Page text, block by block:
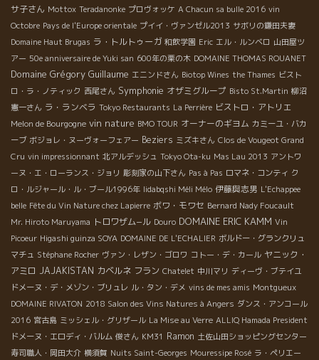
てもエレガントでフレッシュなワイン。フランボワーズや明るい
赤フルーツの香りと、蕩けたタンニンが滑らかで飲みやすい！私
の今回の一目惚れワインです！！ なんだかんだで2時間色々と話
を聞いた後、先日紹介したClown Barへエノ・コネ・メンバー直
行。そこで一緒にご飯を食べたのは、Clos des Grillons＊クロ・
デ・グリヨンのNicolas Renaud＊ニコラ・ルノーさん！相変わら
ずシャイで優しい瞳をしたニコラ。彼の南のアクセント及び方言
がとても魅力的・・・・・！もちろんワインもですよ！！ せっか
くパリに来たから、ワインも一応持ってきたよ！と二コラ。もち
ろん頂きます！！ アペタイザーにいただいたのは、Domaine
Belluard＊ドメーヌ・ベリュアールのペティアン、Le Mont
Blanc＊ル・モン・ブラン2011。キリットしていて、丸みもあ
り、繊細な泡がおいしく、おつまみの貝のから揚げにピッタリ！
二コラが持ってくてくれたワインは3本。 最初に試飲したのは、
火曜日にビン詰めをしたばかりのプリムール、Primo Senso＊プリ
モ・センソ2015。 サンソーのスパイシーさと赤フルーツのジュー
シさが綺麗にマッチして、飲みやすくて危ない！ミネラル感たっ
ぷりのワイン！ 続いては、グルナッシュ100%で出来たSous le
Figuier＊ス・ル・フィギエ2014。 取りあえず色にビックリ！！
とても薄い赤色で、赤というかピンクに近い、綺麗な色！マセラ
シオン・カルボニックの後9ヶ月間タンクで熟成されたこのワイン
は、野イチゴや、スパイス、そしてまさにイチジクの香りがほわ
ーん（Figuier＝イチジクの木）！熟成されたフルーツと、またも
サ子さん Mottox Teradanonke プロヴォッケ A Chacun sa bulle 2016 vin
Octobre Pays de l'Europe orientale プイイ・ヴァンゼル2013 サボリの鎌田夫妻
Domaine Haut Brugas ラ・トルトゥーガ 和飲学園 Eric エル・ルンベロ 山田屋ツ
アー 50e anniversaire de Yuki san 600年の栗の木 DOMAINE THOMAS ROUANET
Domaine Grégory Guillaume エニンドさん Biotop Wines the Thames ビスト
ロ・ラ・ノティック 西尾さん Symphonie オザミグループ Bisto St.Martin 柳沼
憲一さん ラ・ランベラ Tokyo Restaurants La Perrière ビストロ・アトリエ
Melon de Bourgogne vin nature BMO TOUR オーナーのギヨム カミーユ・バカ
ーブ ボジョレ・ヌーヴォーフェアー Beziers ミズキさん Clos de Vougeot Grand
Cru vin impressionnant 北アルデッシュ Tokyo Ota-ku Mas Lau 2013 アントワ
ーヌ・エ・ローランス・ジョリ 彫刻家の山下さん Pas à Pas ロマネ・コンティ ク
ロ・ルジャール・ル・ブール1996年 Iidabqshi Méli Mélo 伊藤與志男 L'Echappee
belle Fête du Vin Nature chez Lapierre ボワ・モワセ Bernard Nady Foucault
Mr. Hiroto Maruyama トロワザム−ル Douro DOMAINE ERIC KAMM Vin
Picoeur Higashi guinza SOYA DOMAINE DE L'ECHALIER ボルドー・グランクリュ
マチュ Stéphane Rocher ヴァン・レザン・ゴロワ コトー・デ・カール ヤニック・
アミロ JAJAKISTAN カベルネ フラン Chatelet 中川マリ ディーヴ・ブテイユ
ドメーヌ・デ・メゾン・ブリュレ ル・タン・デメ vins de mes amis Montgueux
DOMAINE RIVATON 2018 Salon des Vins Natures à Angers ダンス・アンコール
2016 宮古島 ミッシェル・グリザール La Mise au Verre ALLIQ Hamada President
ドメーヌ・エロディ・バルム 俊さん KM31 Ramon 土佐山田ショッピングセンター
寿司職人・岡田大介 横須賀 Nuits Saint-Georges Mouressipe Rosé ラ・ペリエー